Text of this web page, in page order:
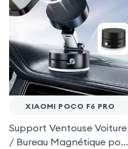
XIAOMI POCO F6 PRO
Support Ventouse Voiture
/ Bureau Magnétique pour